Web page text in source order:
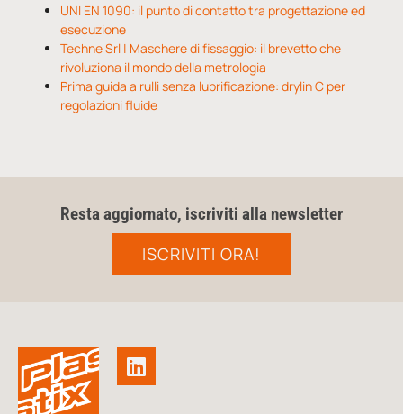
UNI EN 1090: il punto di contatto tra progettazione ed
esecuzione
Techne Srl | Maschere di fissaggio: il brevetto che
rivoluziona il mondo della metrologia
Prima guida a rulli senza lubrificazione: drylin C per
regolazioni fluide
Resta aggiornato, iscriviti alla newsletter
ISCRIVITI ORA!